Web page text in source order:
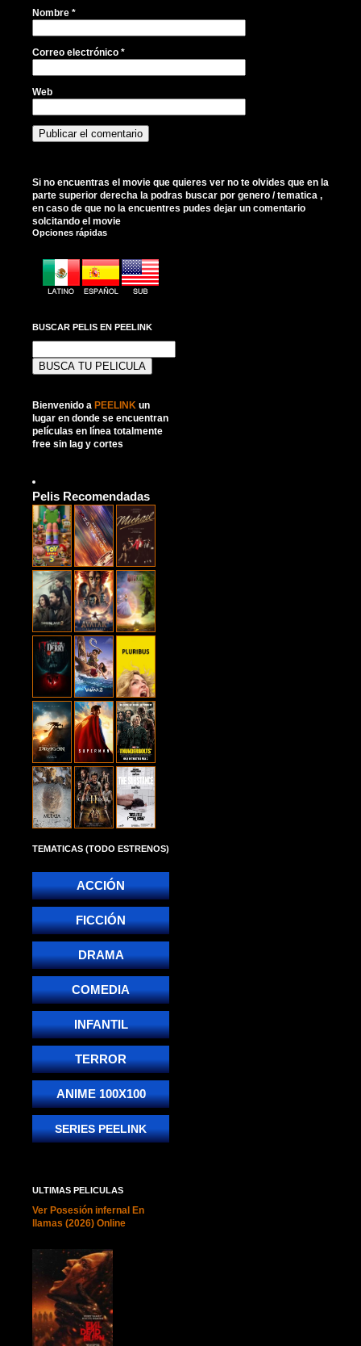
Nombre *
Correo electrónico *
Web
Si no encuentras el movie que quieres ver no te olvides que en la
parte superior derecha la podras buscar por genero / tematica ,
en caso de que no la encuentres pudes dejar un comentario
solcitando el movie
Opciones rápidas
BUSCAR PELIS EN PEELINK
Bienvenido a PEELINK un
lugar en donde se encuentran
películas en línea totalmente
free sin lag y cortes
Pelis Recomendadas
TEMATICAS (TODO ESTRENOS)
ACCIÓN
FICCIÓN
DRAMA
COMEDIA
INFANTIL
TERROR
ANIME 100X100
SERIES PEELINK
ULTIMAS PELICULAS
Ver Posesión infernal En
llamas (2026) Online